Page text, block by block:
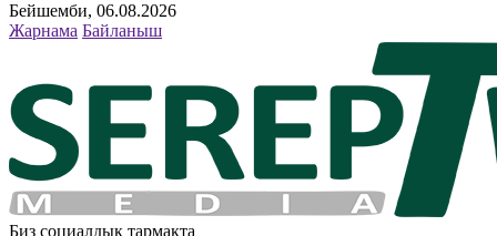
Бейшемби, 06.08.2026
Жарнама Байланыш
Биз социалдык тармакта